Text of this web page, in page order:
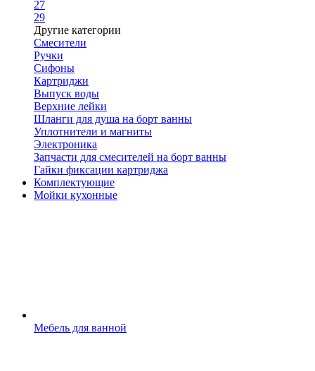
27
29
Другие категории
Смесители
Ручки
Сифоны
Картриджи
Выпуск воды
Верхние лейки
Шланги для душа на борт ванны
Уплотнители и магниты
Электроника
Запчасти для смесителей на борт ванны
Гайки фиксации картриджа
Комплектующие
Мойки кухонные
Мебель для ванной